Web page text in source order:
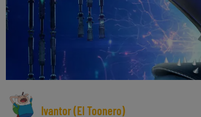
Ivantor (El Toonero)